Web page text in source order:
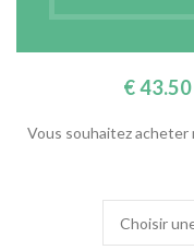
GAZE
€43.50
Vous souhaitez acheter